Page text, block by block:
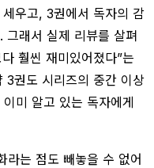
우고, 3권에서 독자의 감
그래서 실제 리뷰를 살펴
훨씬 재미있어졌다”는
3권도 시리즈의 중간 이상
미 알고 있는 독자에게
라는 점도 빼놓을 수 없어